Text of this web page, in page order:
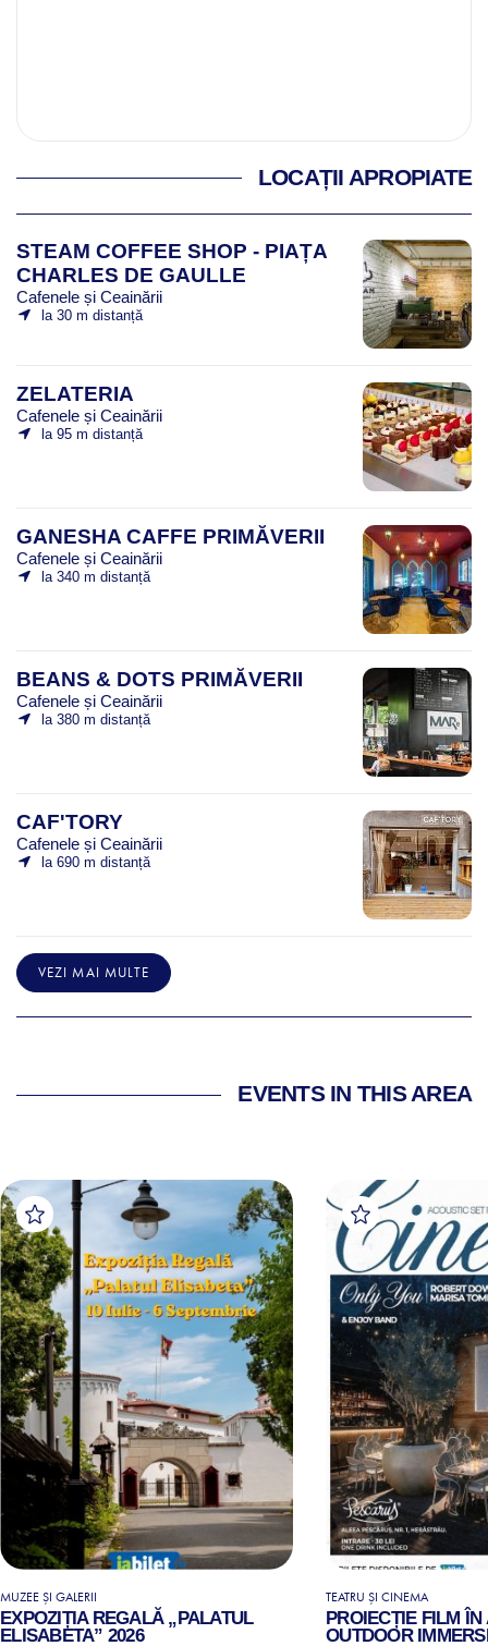
LOCAȚII APROPIATE
STEAM COFFEE SHOP - PIAȚA
CHARLES DE GAULLE
Cafenele și Ceainării
la 30 m distanță
ZELATERIA
Cafenele și Ceainării
la 95 m distanță
GANESHA CAFFE PRIMĂVERII
Cafenele și Ceainării
la 340 m distanță
BEANS & DOTS PRIMĂVERII
Cafenele și Ceainării
la 380 m distanță
CAF'TORY
Cafenele și Ceainării
la 690 m distanță
VEZI MAI MULTE
EVENTS IN THIS AREA
MUZEE ȘI GALERII
EXPOZIȚIA REGALĂ „PALATUL
ELISABETA” 2026
TEATRU ȘI CINEMA
PROIECȚIE FILM
OUTDOOR